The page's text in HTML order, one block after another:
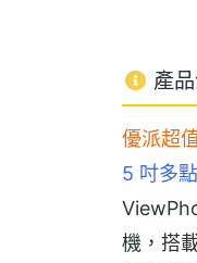
產
優派超
5 吋多
機，搭